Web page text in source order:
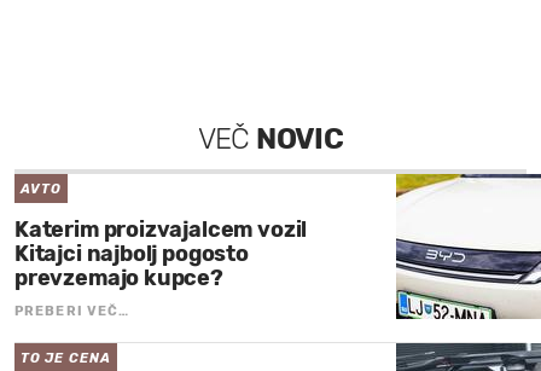
VEČ NOVIC
AVTO
Katerim proizvajalcem vozil
Kitajci najbolj pogosto
prevzemajo kupce?
PREBERI VEČ…
TO JE CENA